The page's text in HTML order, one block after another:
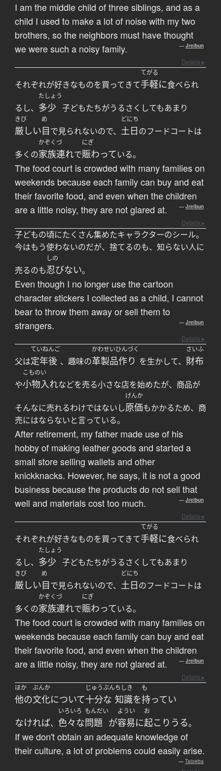
I am the middle child of three siblings, and as a
child I used to make a lot of noise with my two
brothers, so the neighbors must have thought
we were such a noisy family.
— Jreibun
Details ▸
それぞれが好きなものを買ってきて
てがる
手軽に食べられ
るし、
たしょう
多少 子どもたちがうるさくしてもあまり
きび
厳しい
め
目で見られないので、
どにち
土日のフードコートは
多くの
かぞくづ
家族連れで
にぎ
賑わっている。
The food court is crowded with many families on
weekends because each family can buy and eat
their favorite food, and even when the children
are a little noisy, they are not glared at.
— Jreibun
Details ▸
子どもの頃にたくさん集めたキャラクターのシール。
今はもう使わないのだが、捨てるのも、知らない人に
売るのも
しの
忍びない。
Even though I no longer use the cartoon
character stickers I collected as a child, I cannot
bear to throw them away or sell them to
strangers.
— Jreibun
Details ▸
父は
ていねんご
定年後 、趣味の
かわせいひんづく
革製品作り を生かして、
さいふ
財布
や
こものい
小物入れなどを売る小さな店を始めたが、商品が
そんなに売れるわけではないし
げんか
原価もかかるため、商
売にはならないと言っている。
After retirement, my father made use of his
hobby of making leather goods and started a
small store selling wallets and other
knickknacks. However, he says, it is not a good
business because the products do not sell that
well and materials cost too much.
— Jreibun
Details ▸
それぞれが好きなものを買ってきて
てがる
手軽に食べられ
るし、
たしょう
多少 子どもたちがうるさくしてもあまり
きび
厳しい
め
目で見られないので、
どにち
土日のフードコートは
多くの
かぞくづ
家族連れで
にぎ
賑わっている。
The food court is crowded with many families on
weekends because each family can buy and eat
their favorite food, and even when the children
are a little noisy, they are not glared at.
— Jreibun
Details ▸
ほか
他の
ぶんか
文化について
じゅうぶん
十分な
ちしき
知識を
も
持ってい
なければ、
いろいろ
色々な
もんだい
問題 が
ようい
容易に
お
起こりうる。
If we don't obtain an adequate knowledge of
their culture, a lot of problems could easily arise.
— Tatoeba